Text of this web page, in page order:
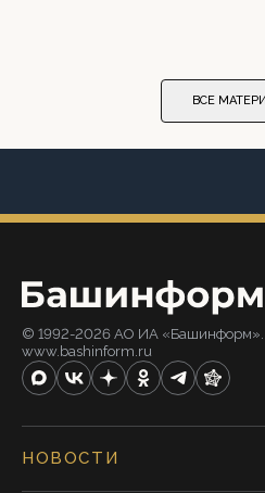
ВСЕ
© 1992-2026 АО ИА «Башинформ».
www.bashinform.ru
НОВОСТИ